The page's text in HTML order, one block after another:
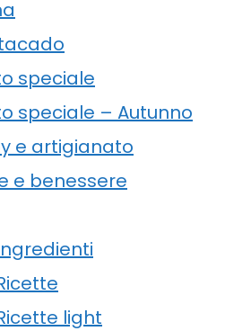
speciale
speciale – Autunno
e artigianato
e benessere
light